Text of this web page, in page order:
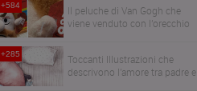
Il peluche di Van Gogh che
viene venduto con l'orecchio
+584
Toccanti Illustrazioni che
descrivono l'amore tra padre e
+285